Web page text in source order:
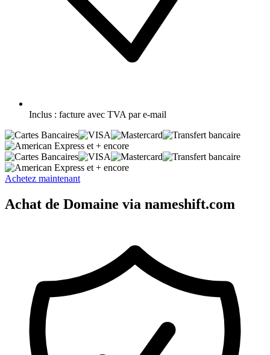
Inclus : facture avec TVA par e-mail
et + encore
et + encore
Achetez maintenant
Achat de Domaine via nameshift.com